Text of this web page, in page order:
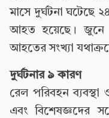
মাসে দুর্ঘটনা
আহত হয়েছে। জুনে
আহতের সংখ্যা
দুর্ঘটনার ৯ কারণ
রেল পরিবহন ব্যবস্থা
এবং বিশেষজ্ঞদের